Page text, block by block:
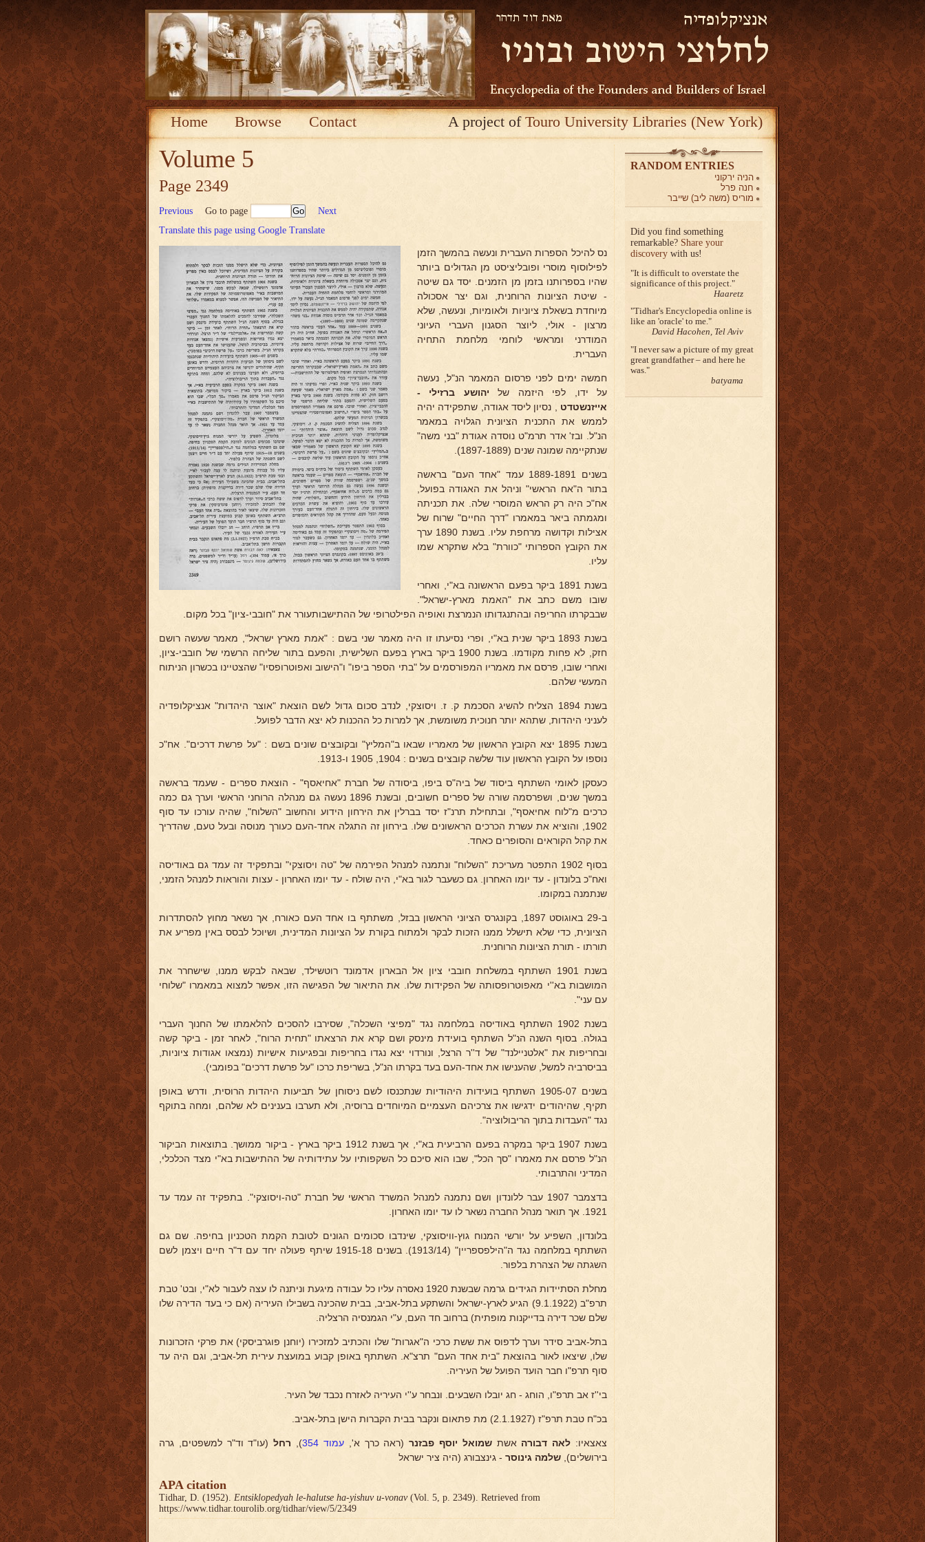
Home Browse Contact A project ofTouro University Libraries (New York)
Volume 5
Page 2349
Previous Go to page
Next
Translate this page using Google Translate
נס להיכל הספרות העברית ונעשה בהמשך הזמן
לפילוסוף מוסרי ופובליציסט מן הגדולים ביותר
שהיו בספרותנו בזמן מן הזמנים. יסד גם שיטה
- שיטת הציונות הרוחנית, וגם יצר אסכולה
מיוחדת בשאלת ציוניות ולאומיות, ונעשה, שלא
מרצון - אולי, ליוצר הסגנון העברי העיוני
המודרני ומראשי לוחמי מלחמת התחיה
העברית.
חמשה ימים לפני פרסום המאמר הנ"ל, נעשה
על ידו, לפי היזמה שליהושע ברזילי -
אייזנשטדט , נסיון ליסד אגודה, שתפקידה יהיה
לממש את התכנית הציונית הגלויה במאמר
הנ"ל. ובז' אדר תרמ"ט נוסדה אגודת "בני משה"
שנתקיימה שמונה שנים (1897-1889).
בשנים 1889-1891 עמד "אחד העם" בראשה
בתור ה"אח הראשי" וניהל את האגודה בפועל,
אח"כ היה רק הראש המוסרי שלה. את תכניתה
ומגמתה ביאר במאמרו "דרך החיים" שרוח של
אצילות וקדושה מרחפת עליו. בשנת 1890 ערך
את הקובץ הספרותי "כוורת" בלא שתקרא שמו
עליו.
בשנת 1891 ביקר בפעם הראשונה בא"י, ואחרי
שובו משם כתב את "האמת מארץ-ישראל".
שבבקרתו החריפה ובהתנגדותו הנמרצת ואופיה הפילטרופי של ההתישבותעורר את "חובבי-ציון" בכל מקום.
בשנת 1893 ביקר שנית בא"י, ופרי נסיעתו זו היה מאמר שני בשם : "אמת מארץ ישראל", מאמר שעשה רושם
חזק, לא פחות מקודמו. בשנת 1900 ביקר בארץ בפעם השלישית, והפעם בתור שליחה הרשמי של חובבי-ציון,
ואחרי שובו, פרסם את מאמריו המפורסמים על "בתי הספר ביפו" ו"הישוב ואפוטרופסיו" שהצטיינו בכשרון הניתוח
המעשי שלהם.
בשנת 1894 הצליח להשיג הסכמת ק. ז. ויסוצקי, לנדב סכום גדול לשם הוצאת "אוצר היהדות" אנציקלופדיה
לעניני היהדות, שתהא יותר חנוכית משומשת, אך למרות כל ההכנות לא יצא הדבר לפועל.
בשנת 1895 יצא הקובץ הראשון של מאמריו שבאו ב"המליץ" ובקובצים שונים בשם : "על פרשת דרכים". אח"כ
נוספו על הקובץ הראשון עוד שלשה קובצים בשנים : 1904, 1905 ו-1913.
כעסקן לאומי השתתף ביסוד של ביה"ס ביפו, ביסודה של חברת "אחיאסף" - הוצאת ספרים - שעמד בראשה
במשך שנים, ושפרסמה שורה של ספרים חשובים, ובשנת 1896 נעשה גם מנהלה הרוחני הראשי וערך גם כמה
כרכים מ"לוח אחיאסף", ובתחילת תרנ"ז יסד בברלין את הירחון הידוע והחשוב "השלוח", שהיה עורכו עד סוף
1902, והוציא את עשרת הכרכים הראשונים שלו. בירחון זה התגלה אחד-העם כעורך מנוסה ובעל טעם, שהדריך
את קהל הקוראים והסופרים כאחד.
בסוף 1902 התפטר מעריכת "השלוח" ונתמנה למנהל הפירמה של "טה ויסוצקי" ובתפקיד זה עמד גם באודיסה
ואח"כ בלונדון - עד יומו האחרון. גם כשעבר לגור בא"י, היה שולח - עד יומו האחרון - עצות והוראות למנהל הזמני,
שנתמנה במקומו.
ב-29 באוגוסט 1897, בקונגרס הציוני הראשון בבזל, משתתף בו אחד העם כאורח, אך נשאר מחוץ להסתדרות
הציונית, כדי שלא תישלל ממנו הזכות לבקר ולמתוח בקורת על הציונות המדינית, ושיוכל לבסס באין מפריע את
תורתו - תורת הציונות הרוחנית.
בשנת 1901 השתתף במשלחת חובבי ציון אל הבארון אדמונד רוטשילד, שבאה לבקש ממנו, שישחרר את
המושבות בא''י מאפוטרופסותה של הפקידות שלו. את התיאור של הפגישה הזו, אפשר למצוא במאמרו "שלוחי
עם עני".
בשנת 1902 השתתף באודיסה במלחמה נגד "מפיצי השכלה", שסירבו להסכים להלאמתו של החנוך העברי
בגולה. בסוף השנה הנ"ל השתתף בועידת מינסק ושם קרא את הרצאתו "תחית הרוח", לאחר זמן - ביקר קשה
ובחריפות את "אלטניילנד" של ד''ר הרצל, ונורדוי יצא נגדו בחריפות ובפגיעות אישיות (נמצאו אגודות ציוניות,
בביסרביה למשל, שהענישו את אחד-העם בעד בקרתו הנ"ל, בשריפת כרכו "על פרשת דרכים" בפומבי).
בשנים 1905-07 השתתף בועידות היהודיות שנתכנסו לשם ניסוחן של תביעות היהדות הרוסית, ודרש באופן
תקיף, שהיהודים ידגישו את צרכיהם העצמיים המיוחדים ברוסיה, ולא תערבו בענינים לא שלהם, ומחה בתוקף
נגד "העבדות בתוך הריבולוציה".
בשנת 1907 ביקר במקרה בפעם הרביעית בא"י, אך בשנת 1912 ביקר בארץ - ביקור ממושך. בתוצאות הביקור
הנ"ל פרסם את מאמרו "סך הכל", שבו הוא סיכם כל השקפותיו על עתידותיה של ההתישבות בא"י מצד הכלכלי,
המדיני והתרבותי.
בדצמבר 1907 עבר ללונדון ושם נתמנה למנהל המשרד הראשי של חברת "טה-ויסוצקי". בתפקיד זה עמד עד
1921. אך תואר מנהל החברה נשאר לו עד יומו האחרון.
בלונדון, השפיע על יורשי המנוח גוץ-וויסוצקי, שינדבו סכומים הגונים לטובת הקמת הטכניון בחיפה. שם גם
השתתף במלחמה נגד ה"הילפספריין" (1913/14). בשנים 1915-18 שיתף פעולה יחד עם ד"ר חיים ויצמן לשם
השגתה של הצהרת בלפור.
מחלת הסתיידות הגידים גרמה שבשנת 1920 נאסרה עליו כל עבודה מיגעת וניתנה לו עצה לעבור לא"י, ובט' טבת
תרפ"ב (9.1.1922) הגיע לארץ-ישראל והשתקע בתל-אביב, בבית שהכינה בשבילו העיריה (אם כי בעד הדירה שלו
שלם שכר דירה בדייקנות מופתית) ברחוב חד העם, ע"י הגמנסיה הרצליה.
בתל-אביב סידר וערך לדפוס את ששת כרכי ה"אגרות" שלו והכתיב למזכירו (יוחנן פוגרביסקי) את פרקי הזכרונות
שלו, שיצאו לאור בהוצאת "בית אחד העם" תרצ"א. השתתף באופן קבוע במועצת עירית תל-אביב, וגם היה עד
סוף תרפ"ו חבר הועד הפועל של העיריה.
בי''ז אב תרפ"ו, הוחג - חג יובלו השבעים. ונבחר ע''י העיריה לאזרח נכבד של העיר.
בכ"ח טבת תרפ"ז (2.1.1927) מת פתאום ונקבר בבית הקברות הישן בתל-אביב.
צאצאיו: לאה דבורה אשתשמואל יוסף פבזנר(ראה כרך א',עמוד 354 ), רחל (עו"ד וד"ר למשפטים, גרה
בירושלים), שלמה גינוסר - גינצבורג (היה ציר ישראל
APA citation
Tidhar, D. (1952). Entsiklopedyah le-halutse ha-yishuv u-vonav(Vol. 5, p. 2349). Retrieved from
https://www.tidhar.tourolib.org/tidhar/view/5/2349
RANDOM ENTRIES
הניה ירקוני
חנה פרל
מוריס (משה ליב) שייבר
Did you find something
remarkable? Share your
discovery with us!
It is difficult to overstate the
significance of this project.
Haaretz
Tidhar's Encyclopedia online is
like an 'oracle' to me.
David Hacohen, Tel Aviv
I never saw a picture of my great
great grandfather – and here he
was.
batyama